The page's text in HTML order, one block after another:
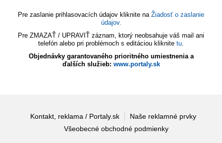
Pre zaslanie prihlasovacích údajov kliknite na Žiadosť o zaslanie
údajov.
Pre ZMAZAŤ / UPRAVIŤ záznam, ktorý neobsahuje váš mail ani
telefón alebo pri problémoch s editáciou kliknite tu.
Objednávky garantovaného prioritného umiestnenia a
ďalších služieb: www.portaly.sk
Kontakt, reklama / Portaly.sk
Naše reklamné prvky
Všeobecné obchodné podmienky